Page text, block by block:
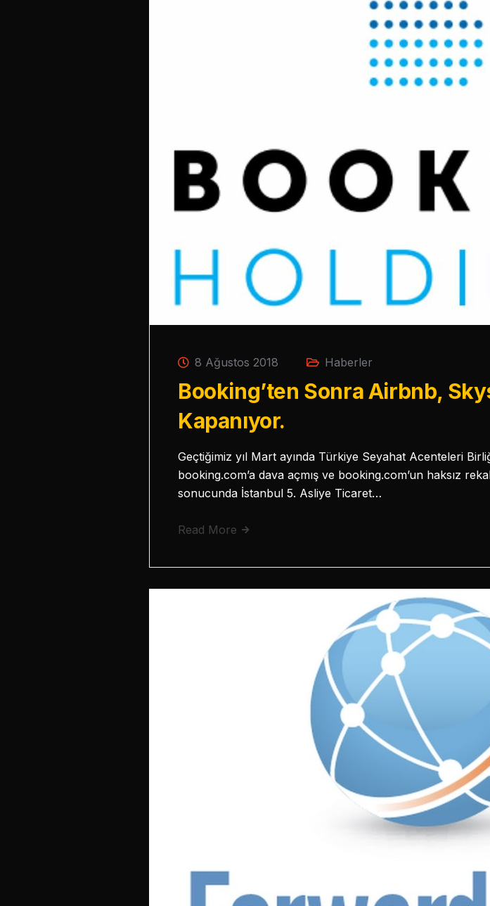
8 Ağustos 2018 Haberler
Booking’ten Sonra Airbnb,
Kapanıyor.
Geçtiğimiz yıl Mart ayında Türkiye Seyahat Acenteleri
booking.com’a dava açmış ve booking.com’un haksız
sonucunda İstanbul 5. Asliye Ticaret…
Read More